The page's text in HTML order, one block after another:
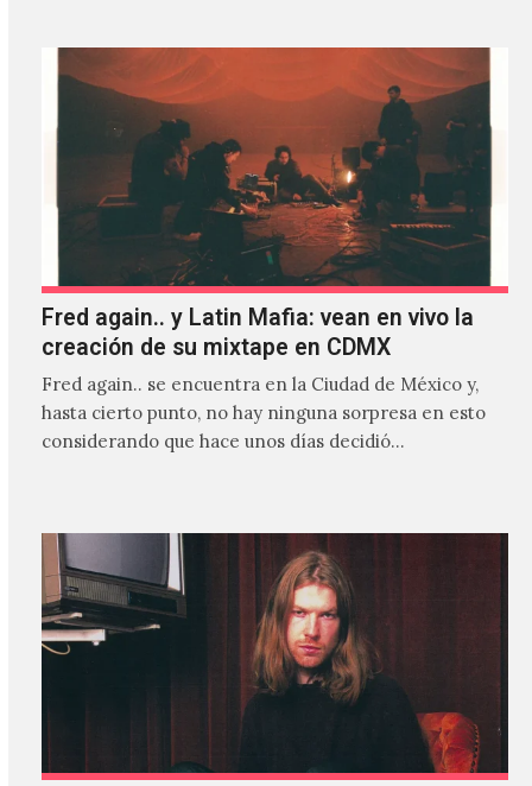
Fred again.. y Latin Mafia: vean en vivo la
creación de su mixtape en CDMX
Fred again.. se encuentra en la Ciudad de México y,
hasta cierto punto, no hay ninguna sorpresa en esto
considerando que hace unos días decidió…